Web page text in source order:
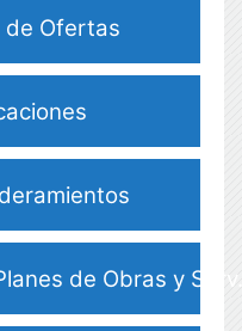
Ofertas
de Obras y Serv.